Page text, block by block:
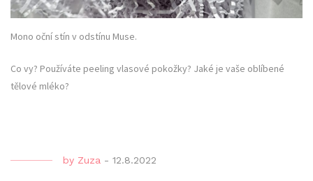
Mono oční stín v odstínu Muse.
Co vy? Používáte peeling vlasové pokožky? Jaké je vaše oblíbené
tělové mléko?
by Zuza - 12.8.2022